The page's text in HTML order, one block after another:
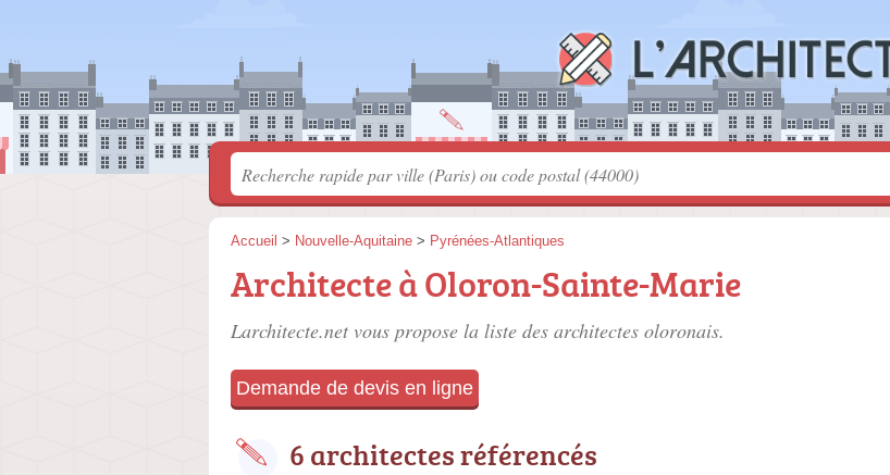
Accueil > Nouvelle-Aquitaine > Pyrénées-Atlantiques
Architecte à Oloron-Sainte-Marie
Larchitecte.net vous propose la liste des architectes oloronais.
Demande de devis en ligne
6 architectes référencés